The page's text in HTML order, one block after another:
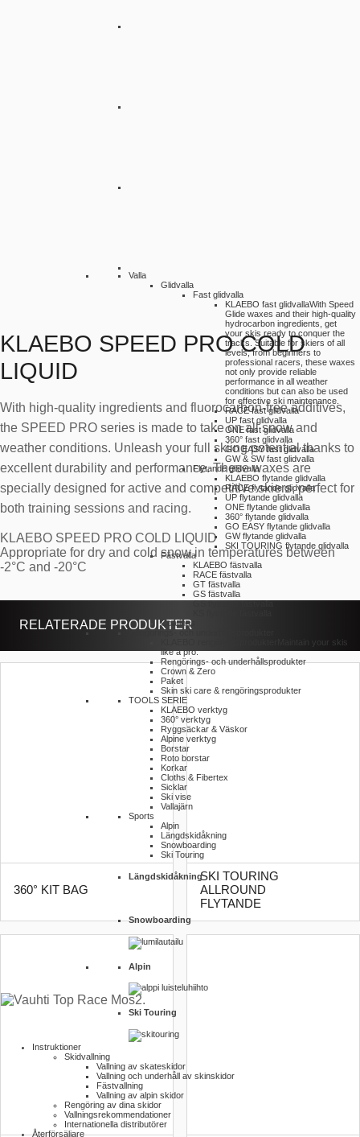
Valla
Glidvalla
Fast glidvalla
KLAEBO fast glidvallaWith Speed
Glide waxes and their high-quality
hydrocarbon ingredients, get
your skis ready to conquer the
tracks. Suitable for skiers of all
levels, from beginners to
professional racers, these waxes
not only provide reliable
performance in all weather
conditions but can also be used
for effective ski maintenance.
RACE fast glidvalla
UP fast glidvalla
ONE fast glidvalla
360° fast glidvalla
GO EASY fast glidvalla
GW & SW fast glidvalla
Flytande glidvalla
KLAEBO flytande glidvalla
RACE flytande glidvalla
UP flytande glidvalla
ONE flytande glidvalla
360° flytande glidvalla
GO EASY flytande glidvalla
GW flytande glidvalla
SKI TOURING flytande glidvalla
Fästvalla
KLAEBO fästvalla
RACE fästvalla
GT fästvalla
GS fästvalla
GS flytande fästvalla
Coatings
Rengörings- och underhållsprodukter
Maintain your skis
like a pro.
Rengörings- och underhållsprodukter
Crown & Zero
Paket
Skin ski care & rengöringsprodukter
TOOLS SERIE
KLAEBO verktyg
360° verktyg
Ryggsäckar & Väskor
Alpine verktyg
Borstar
Roto borstar
Korkar
Cloths & Fibertex
Sicklar
Ski vise
Vallajärn
Sports
Alpin
Längdskidåkning
Snowboarding
Ski Touring
Längdskidåkning
Snowboarding
Alpin
Ski Touring
Instruktioner
Skidvallning
Vallning av skateskidor
Vallning och underhåll av skinskidor
Fästvallning
Vallning av alpin skidor
Rengöring av dina skidor
Vallnings­rekommendationer
Internationella distributörer
Återförsäljare
KLAEBO SPEED PRO COLD
LIQUID
With high-quality ingredients and fluorocarbon-free additives,
the SPEED PRO series is made to take on all snow and
weather conditions. Unleash your full skiing potential thanks to
excellent durability and performance. These waxes are
specially designed for active and competitive skiers, perfect for
both training sessions and racing.
KLAEBO SPEED PRO COLD LIQUID
Appropriate for dry and cold snow in temperatures between
-2°C and -20°C
RELATERADE PRODUKTER
360° KIT BAG
SKI TOURING
ALLROUND
FLYTANDE